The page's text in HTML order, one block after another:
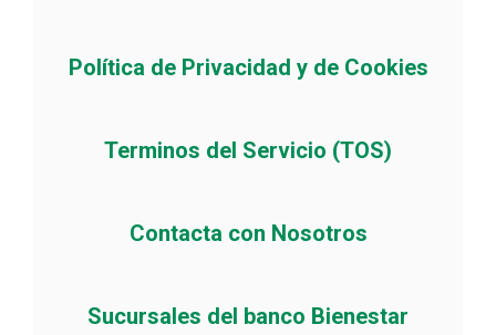
Política de Privacidad y de Cookies
Terminos del Servicio (TOS)
Contacta con Nosotros
Sucursales del banco Bienestar